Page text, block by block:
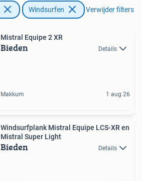
Windsurfen Verwijder filters
Mistral Equipe 2 XR
Bieden Details
Makkum 1 aug 26
Windsurfplank Mistral Equipe LCS-XR en
Mistral Super Light
Bieden Details